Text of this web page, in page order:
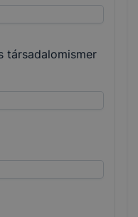
társadalomismer